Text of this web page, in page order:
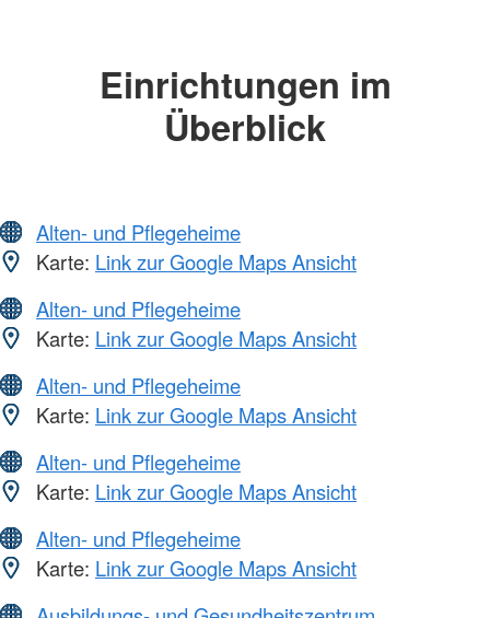
Einrichtungen im
Überblick
Alten- und Pflegeheime
Karte: Link zur Google Maps Ansicht
Alten- und Pflegeheime
Karte: Link zur Google Maps Ansicht
Alten- und Pflegeheime
Karte: Link zur Google Maps Ansicht
Alten- und Pflegeheime
Karte: Link zur Google Maps Ansicht
Alten- und Pflegeheime
Karte: Link zur Google Maps Ansicht